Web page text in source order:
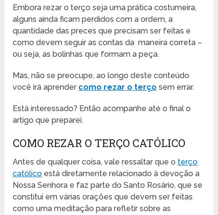
Embora rezar o terço seja uma prática costumeira,
alguns ainda ficam perdidos com a ordem, a
quantidade das preces que precisam ser feitas e
como devem seguir as contas da maneira correta –
ou seja, as bolinhas que formam a peça.
Mas, não se preocupe, ao longo deste conteúdo
você irá aprender como rezar o terço sem errar.
Está interessado? Então acompanhe até o final o
artigo que preparei.
COMO REZAR O TERÇO CATÓLICO
Antes de qualquer coisa, vale ressaltar que o terço
católico está diretamente relacionado à devoção a
Nossa Senhora e faz parte do Santo Rosário, que se
constitui em várias orações que devem ser feitas
como uma meditação para refletir sobre as